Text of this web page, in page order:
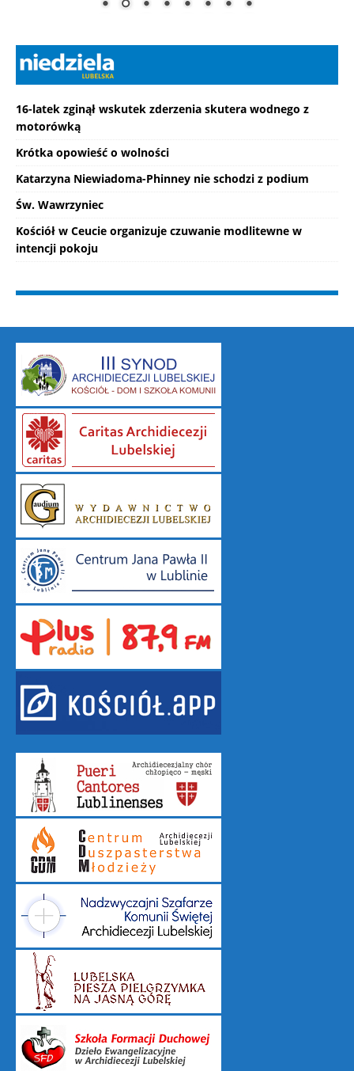
16-latek zginął wskutek zderzenia skutera wodnego z
motorówką
Krótka opowieść o wolności
Katarzyna Niewiadoma-Phinney nie schodzi z podium
Św. Wawrzyniec
Kościół w Ceucie organizuje czuwanie modlitewne w
intencji pokoju